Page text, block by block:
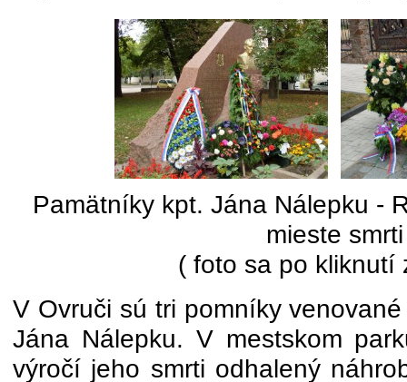
Pamätníky kpt. Jána Nálepku -
mieste smrti
( foto sa po kliknutí
V Ovruči sú tri pomníky
Jána Nálepku. V mestskom
výročí jeho smrti odhalený